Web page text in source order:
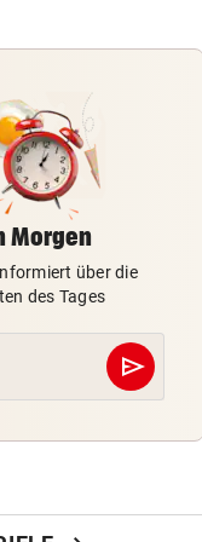
Morgen
über die
des Tages
send